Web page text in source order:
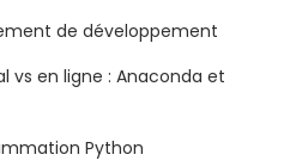
de développement
vs en ligne : Anaconda et
Python